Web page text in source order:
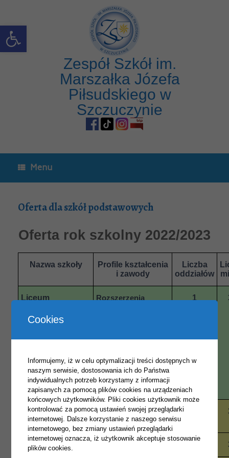
Open toolbar
content
Zespół Szkół im.
Marszałka Józefa
Piłsudskiego w
Szczuczynie
Menu
Oferta dla szkół podstawowych
Oferta rok szkolny 2022/2023
Nazwa szkoły
Profile kształcenia
i zawody
Liczba
oddziałów
Liceum
Rozszerzenia
do wyboru z grupy:
chemia, fizyka,
zgodnie
z zainteresowaniami
uczniów.
1
Technikum
Technik pojazdów
samochodowych
Technik logistyk
Cookies
Informujemy, iż w celu optymalizacji treści dostępnych w
naszym serwisie, dostosowania ich do Państwa
indywidualnych potrzeb korzystamy z informacji
zapisanych za pomocą plików cookies na urządzeniach
końcowych użytkowników. Pliki cookies użytkownik może
kontrolować za pomocą ustawień swojej przeglądarki
internetowej. Dalsze korzystanie z naszego serwisu
internetowego, bez zmiany ustawień przeglądarki
internetowej oznacza, iż użytkownik akceptuje stosowanie
plików cookies.